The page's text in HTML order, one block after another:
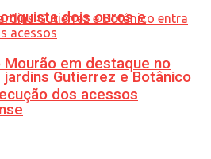
dois ouros e
Mourão em destaque no
Gutierrez e Botânico
dos acessos